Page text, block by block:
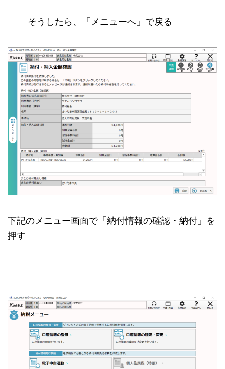
そうしたら、「メニューへ」で戻る
下記のメニュー画面で「納付情報の確認・納付」を
押す